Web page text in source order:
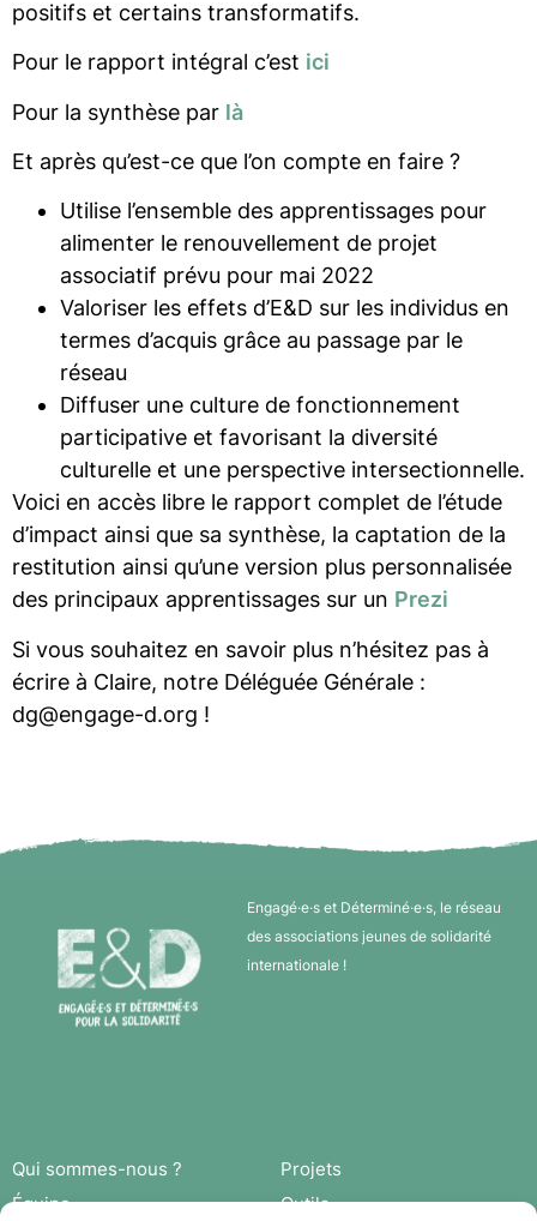
positifs et certains transformatifs.
Pour le rapport intégral c’est ici
Pour la synthèse par là
Et après qu’est-ce que l’on compte en faire ?
Utilise l’ensemble des apprentissages pour
alimenter le renouvellement de projet
associatif prévu pour mai 2022
Valoriser les effets d’E&D sur les individus en
termes d’acquis grâce au passage par le
réseau
Diffuser une culture de fonctionnement
participative et favorisant la diversité
culturelle et une perspective intersectionnelle.
Voici en accès libre le rapport complet de l’étude
d’impact ainsi que sa synthèse, la captation de la
restitution ainsi qu’une version plus personnalisée
des principaux apprentissages sur un Prezi
Si vous souhaitez en savoir plus n’hésitez pas à
écrire à Claire, notre Déléguée Générale :
dg@engage-d.org !
Engagé·e·s et Déterminé·e·s, le réseau
des associations jeunes de solidarité
internationale !
Qui sommes-nous ?
Équipe
Projets
Outils